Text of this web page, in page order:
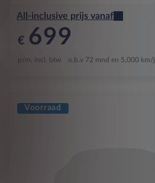
All-inclusive prijs vanaf
€ 699
p/m. incl. btw o.b.v 72 mnd en 5,000 km/j
Voorraad